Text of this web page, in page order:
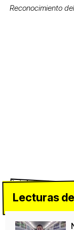
Reconocimiento
Lecturas